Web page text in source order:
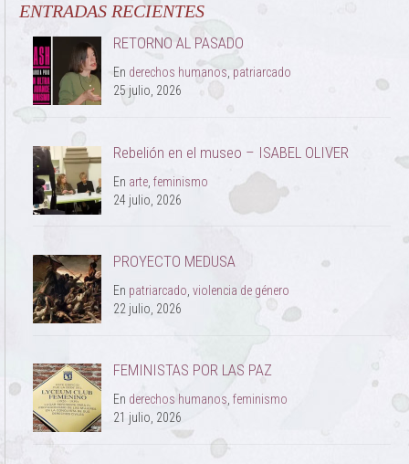
ENTRADAS RECIENTES
RETORNO AL PASADO
En derechos humanos patriarcado
25 julio, 2026
Rebelión en el museo – ISABEL OLIVER
En arte, feminismo
24 julio, 2026
PROYECTO MEDUSA
En patriarcado violencia de género
22 julio, 2026
FEMINISTAS POR LAS PAZ
En derechos humanos feminismo
21 julio, 2026